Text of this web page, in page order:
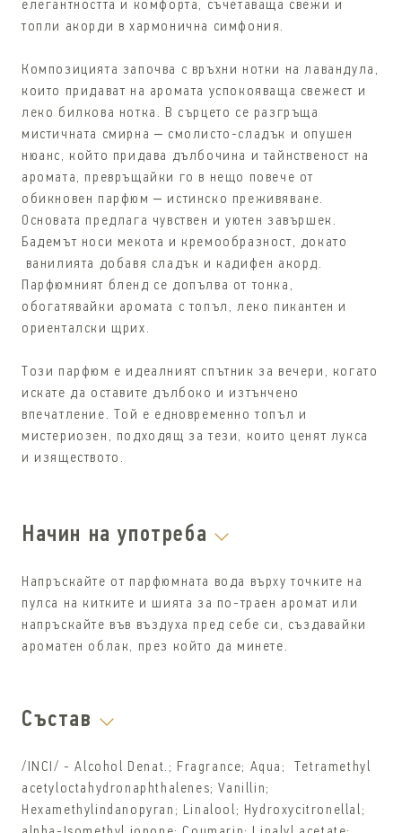
елегантността и комфорта, съчетаваща свежи и
топли акорди в хармонична симфония.
Композицията започва с връхни нотки на лавандула,
които придават на аромата успокояваща свежест и
леко билкова нотка. В сърцето се разгръща
мистичната смирна – смолисто-сладък и опушен
нюанс, който придава дълбочина и тайнственост на
аромата, превръщайки го в нещо повече от
обикновен парфюм – истинско преживяване.
Основата предлага чувствен и уютен завършек.
Бадемът носи мекота и кремообразност, докато
ванилията добавя сладък и кадифен акорд.
Парфюмният бленд се допълва от тонка,
обогатявайки аромата с топъл, леко пикантен и
ориенталски щрих.
Този парфюм е идеалният спътник за вечери, когато
искате да оставите дълбоко и изтънчено
впечатление. Той е едновременно топъл и
мистериозен, подходящ за тези, които ценят лукса
и изяществото.
Начин на употреба
Напръскайте от парфюмната вода върху точките на
пулса на китките и шията за по-траен аромат или
напръскайте във въздуха пред себе си, създавайки
ароматен облак, през който да минете.
Състав
/INCI/ - Alcohol Denat.; Fragrance; Aqua; Tetramethyl
acetyloctahydronaphthalenes; Vanillin;
Hexamethylindanopyran; Linalool; Hydroxycitronellal;